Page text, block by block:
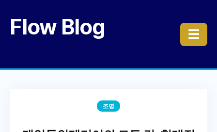
Flow Blog ☰
조명